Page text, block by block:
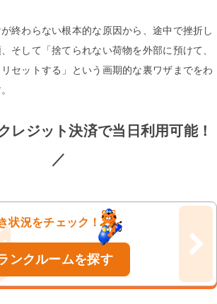
終わらない根本的な原因から、途中で挫折し
そして「捨てられない荷物を外部に預けて、
セットする」という画期的な裏ワザまでをわ
レジット決済で当日利用可能！
／
状況をチェック！
ンクルームを探す